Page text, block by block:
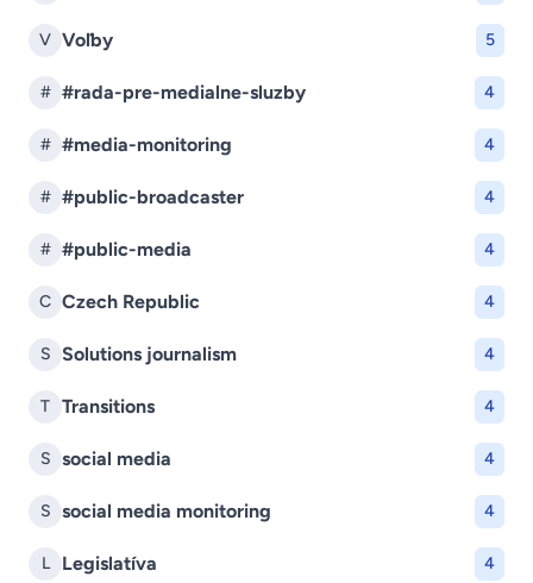
V Voľby 5
# #rada-pre-medialne-sluzby 4
# #media-monitoring 4
# #public-broadcaster 4
# #public-media 4
C Czech Republic 4
S Solutions journalism 4
T Transitions 4
S social media 4
S social media monitoring 4
L Legislatíva 4